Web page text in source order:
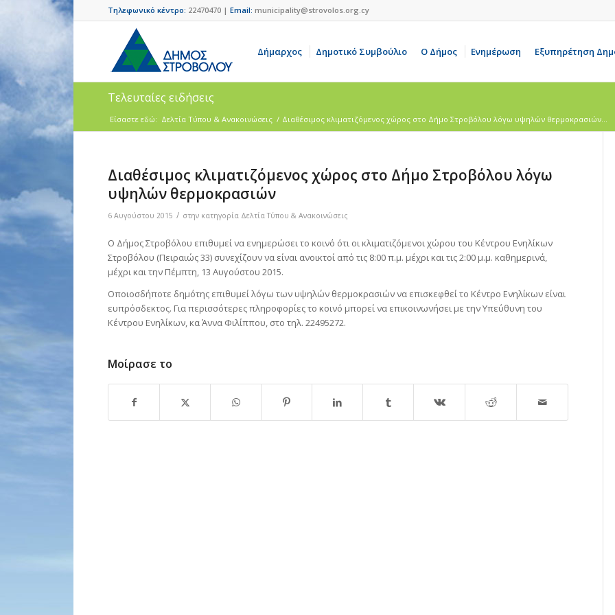
Τηλεφωνικό κέντρο: 22470470 | Email: municipality@strovolos.org.cy
Δήμαρχος Δημοτικό Συμβούλιο Ο Δήμος Ενημέρωση Εξυπηρέτηση
Τελευταίες ειδήσεις
Είσαστε εδώ: Δελτία Τύπου & Ανακοινώσεις / Διαθέσιμος κλιματιζόμενος χώρος στο Δήμο Στροβόλου λόγω υψηλών θερμοκρασιών...
Διαθέσιμος κλιματιζόμενος χώρος στο Δήμο Στροβόλου λόγω
υψηλών θερμοκρασιών
6 Αυγούστου 2015 / στην κατηγορία Δελτία Τύπου & Ανακοινώσεις
Ο Δήμος Στροβόλου επιθυμεί να ενημερώσει το κοινό ότι οι κλιματιζόμενοι χώρου του Κέντρου Ενηλίκων
Στροβόλου (Πειραιώς 33) συνεχίζουν να είναι ανοικτοί από τις 8:00 π.μ. μέχρι και τις 2:00 μ.μ. καθημερινά,
μέχρι και την Πέμπτη, 13 Αυγούστου 2015.
Οποιοσδήποτε δημότης επιθυμεί λόγω των υψηλών θερμοκρασιών να επισκεφθεί το Κέντρο Ενηλίκων είναι
ευπρόσδεκτος. Για περισσότερες πληροφορίες το κοινό μπορεί να επικοινωνήσει με την Υπεύθυνη του
Κέντρου Ενηλίκων, κα Άννα Φιλίππου, στο τηλ. 22495272.
Μοίρασε το